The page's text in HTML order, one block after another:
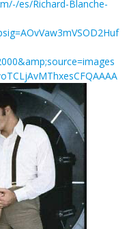
es/Richard-Blanche-